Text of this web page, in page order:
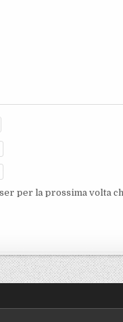
per la prossima volta